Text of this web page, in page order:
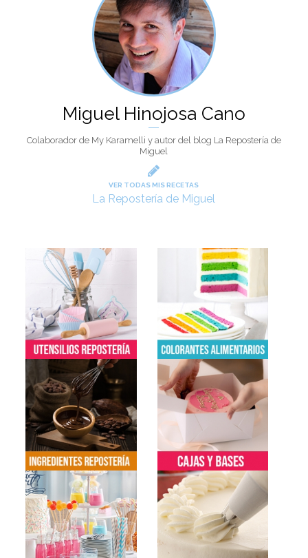
Miguel Hinojosa Cano
Colaborador de My Karamelli y autor del blog La Repostería de
Miguel
VER TODAS MIS RECETAS
La Repostería de Miguel